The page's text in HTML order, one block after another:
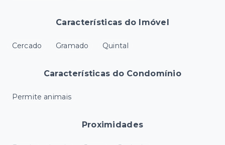
Características do Imóvel
Cercado Gramado Quintal
Características do Condomínio
Permite animais
Proximidades